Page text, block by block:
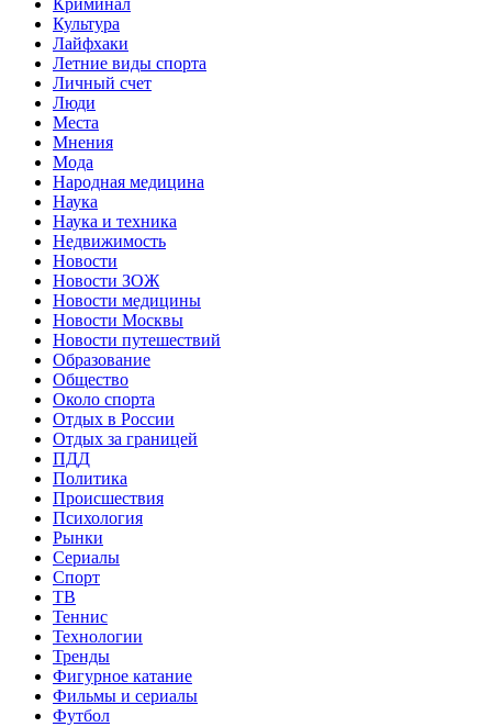
Криминал
Культура
Лайфхаки
Летние виды спорта
Личный счет
Люди
Места
Мнения
Мода
Народная медицина
Наука
Наука и техника
Недвижимость
Новости
Новости ЗОЖ
Новости медицины
Новости Москвы
Новости путешествий
Образование
Общество
Около спорта
Отдых в России
Отдых за границей
ПДД
Политика
Происшествия
Психология
Рынки
Сериалы
Спорт
ТВ
Теннис
Технологии
Тренды
Фигурное катание
Фильмы и сериалы
Футбол